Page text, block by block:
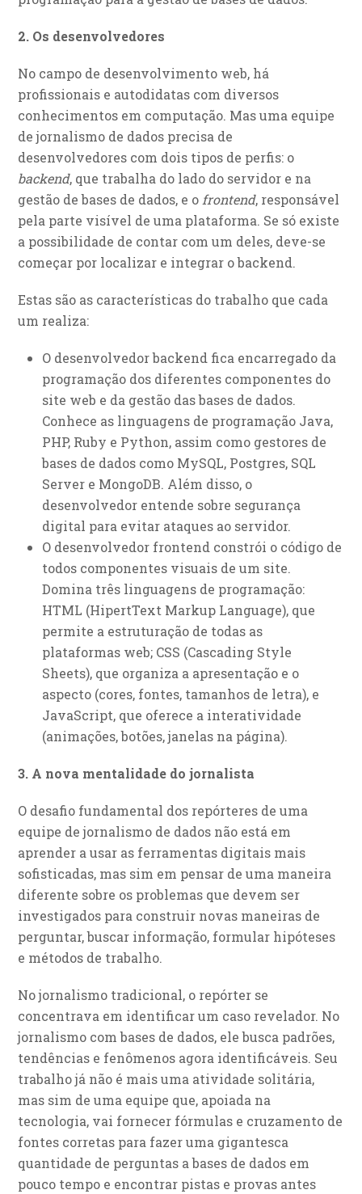
2. Os desenvolvedores
No campo de desenvolvimento web, há
profissionais e autodidatas com diversos
conhecimentos em computação. Mas uma equipe
de jornalismo de dados precisa de
desenvolvedores com dois tipos de perfis: o
backend, que trabalha do lado do servidor e na
gestão de bases de dados, e ofrontend, responsável
pela parte visível de uma plataforma. Se só existe
a possibilidade de contar com um deles, deve-se
começar por localizar e integrar o backend.
Estas são as características do trabalho que cada
um realiza:
O desenvolvedor backend fica encarregado da
programação dos diferentes componentes do
site web e da gestão das bases de dados.
Conhece as linguagens de programação Java,
PHP, Ruby e Python, assim como gestores de
bases de dados como MySQL, Postgres, SQL
Server e MongoDB. Além disso, o
desenvolvedor entende sobre segurança
digital para evitar ataques ao servidor.
O desenvolvedor frontend constrói o código de
todos componentes visuais de um site.
Domina três linguagens de programação:
HTML (HipertText Markup Language), que
permite a estruturação de todas as
plataformas web; CSS (Cascading Style
Sheets), que organiza a apresentação e o
aspecto (cores, fontes, tamanhos de letra), e
JavaScript, que oferece a interatividade
(animações, botões, janelas na página).
3. A nova mentalidade do jornalista
O desafio fundamental dos repórteres de uma
equipe de jornalismo de dados não está em
aprender a usar as ferramentas digitais mais
sofisticadas, mas sim em pensar de uma maneira
diferente sobre os problemas que devem ser
investigados para construir novas maneiras de
perguntar, buscar informação, formular hipóteses
e métodos de trabalho.
No jornalismo tradicional, o repórter se
concentrava em identificar um caso revelador. No
jornalismo com bases de dados, ele busca padrões,
tendências e fenômenos agora identificáveis. Seu
trabalho já não é mais uma atividade solitária,
mas sim de uma equipe que, apoiada na
tecnologia, vai fornecer fórmulas e cruzamento de
fontes corretas para fazer uma gigantesca
quantidade de perguntas a bases de dados em
pouco tempo e encontrar pistas e provas antes